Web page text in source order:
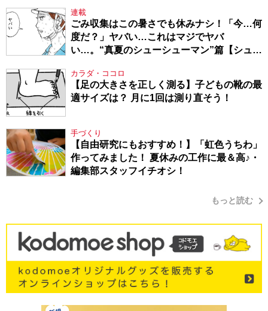
連載
ごみ収集はこの暑さでも休みナシ！「今…何
度だ？」ヤバい…これはマジでヤバ
い…。“真夏のシューシューマン”篇【シュー
カラダ・ココロ
【足の大きさを正しく測る】子どもの靴の最
適サイズは？ 月に1回は測り直そう！
手づくり
【自由研究にもおすすめ！】「虹色うちわ」
作ってみました！ 夏休みの工作に最＆高♪・
編集部スタッフイチオシ！
もっと読む